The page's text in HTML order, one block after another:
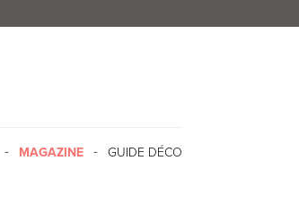
MAGAZINE GUIDE DÉCO